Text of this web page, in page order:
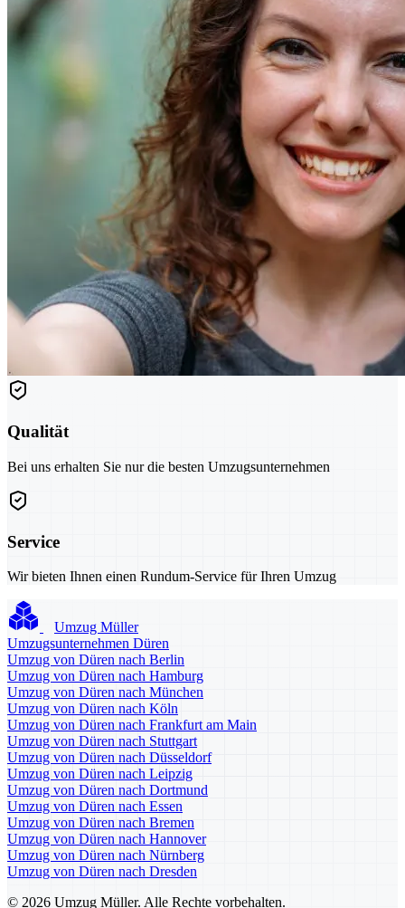
Qualität
Bei uns erhalten Sie nur die besten Umzugsunternehmen
Service
Wir bieten Ihnen einen Rundum-Service für Ihren Umzug
Umzug Müller
Umzugsunternehmen Düren
Umzug von Düren nach Berlin
Umzug von Düren nach Hamburg
Umzug von Düren nach München
Umzug von Düren nach Köln
Umzug von Düren nach Frankfurt am Main
Umzug von Düren nach Stuttgart
Umzug von Düren nach Düsseldorf
Umzug von Düren nach Leipzig
Umzug von Düren nach Dortmund
Umzug von Düren nach Essen
Umzug von Düren nach Bremen
Umzug von Düren nach Hannover
Umzug von Düren nach Nürnberg
Umzug von Düren nach Dresden
© 2026 Umzug Müller. Alle Rechte vorbehalten.